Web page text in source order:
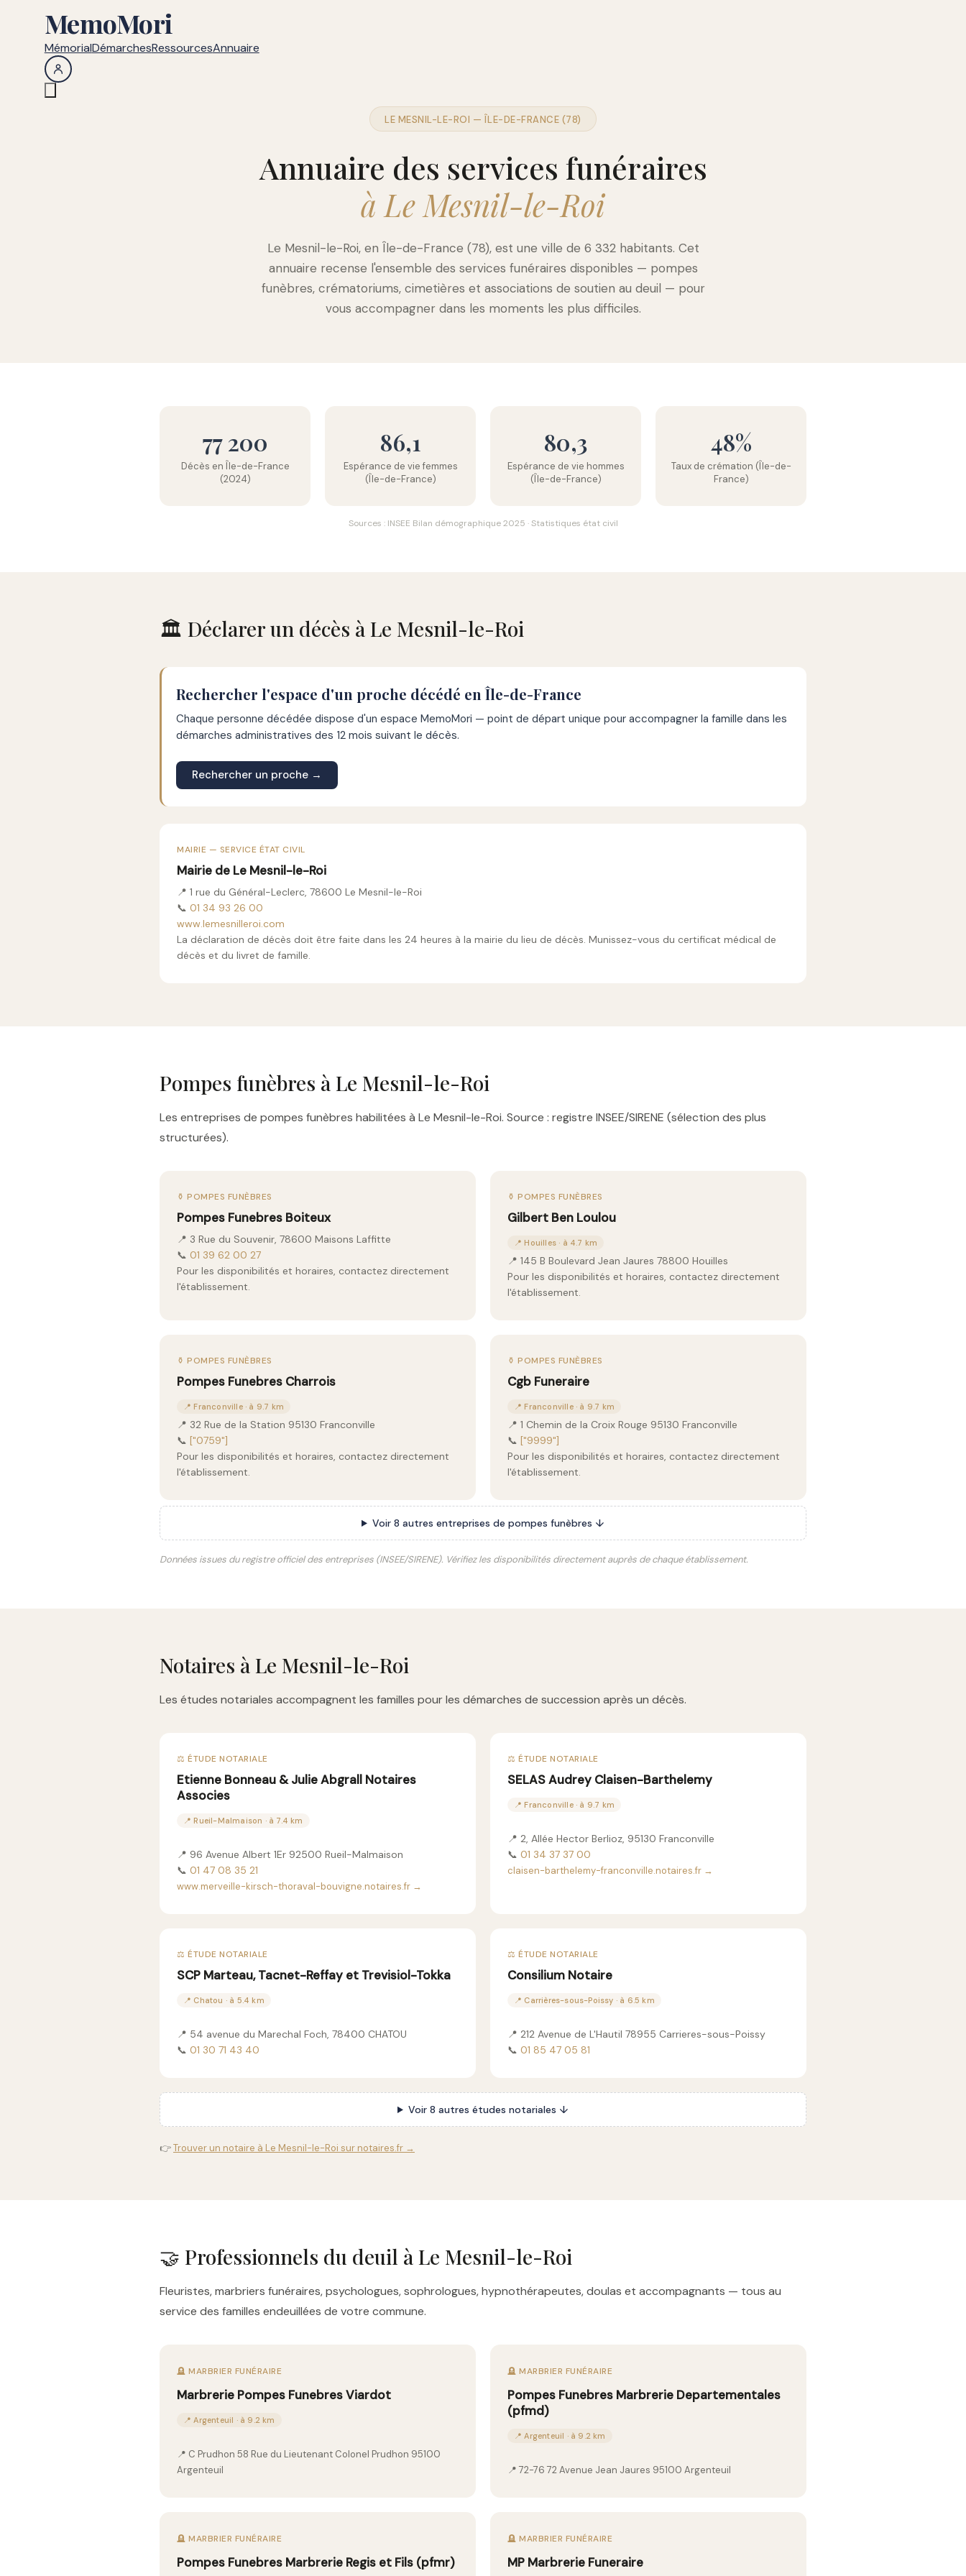
MemoMori
MémorialDémarchesRessourcesAnnuaire
LE MESNIL-LE-ROI — ÎLE-DE-FRANCE (78)
Annuaire des services funéraires
à Le Mesnil-le-Roi
Le Mesnil-le-Roi, en Île-de-France (78), est une ville de 6 332 habitants. Cet
annuaire recense l'ensemble des services funéraires disponibles — pompes
funèbres, crématoriums, cimetières et associations de soutien au deuil — pour
vous accompagner dans les moments les plus difficiles.
77 200
Décès en Île-de-France
(2024)
86,1
Espérance de vie femmes
(Île-de-France)
80,3
Espérance de vie hommes
(Île-de-France)
48%
Taux de crémation (Île-de-
France)
Sources : INSEE Bilan démographique 2025 · Statistiques état civil
🏛️ Déclarer un décès à Le Mesnil-le-Roi
Rechercher l'espace d'un proche décédé en Île-de-France
Chaque personne décédée dispose d'un espace MemoMori — point de départ unique pour accompagner la famille dans les
démarches administratives des 12 mois suivant le décès.
Rechercher un proche →
MAIRIE — SERVICE ÉTAT CIVIL
Mairie de Le Mesnil-le-Roi
📍 1 rue du Général-Leclerc, 78600 Le Mesnil-le-Roi
📞 01 34 93 26 00
www.lemesnilleroi.com
La déclaration de décès doit être faite dans les 24 heures à la mairie du lieu de décès. Munissez-vous du certificat médical de
décès et du livret de famille.
Pompes funèbres à Le Mesnil-le-Roi
Les entreprises de pompes funèbres habilitées à Le Mesnil-le-Roi. Source : registre INSEE/SIRENE (sélection des plus
structurées).
⚱️ POMPES FUNÈBRES
Pompes Funebres Boiteux
📍 3 Rue du Souvenir, 78600 Maisons Laffitte
📞 01 39 62 00 27
Pour les disponibilités et horaires, contactez directement
l'établissement.
⚱️ POMPES FUNÈBRES
Gilbert Ben Loulou
📍 Houilles · à 4.7 km
📍 145 B Boulevard Jean Jaures 78800 Houilles
Pour les disponibilités et horaires, contactez directement
l'établissement.
⚱️ POMPES FUNÈBRES
Pompes Funebres Charrois
📍 Franconville · à 9.7 km
📍 32 Rue de la Station 95130 Franconville
📞 ["0759"]
Pour les disponibilités et horaires, contactez directement
l'établissement.
⚱️ POMPES FUNÈBRES
Cgb Funeraire
📍 Franconville · à 9.7 km
📍 1 Chemin de la Croix Rouge 95130 Franconville
📞 ["9999"]
Pour les disponibilités et horaires, contactez directement
l'établissement.
Voir 8 autres entreprises de pompes funèbres ↓
Données issues du registre officiel des entreprises (INSEE/SIRENE). Vérifiez les disponibilités directement auprès de chaque établissement.
Notaires à Le Mesnil-le-Roi
Les études notariales accompagnent les familles pour les démarches de succession après un décès.
⚖️ ÉTUDE NOTARIALE
Etienne Bonneau & Julie Abgrall Notaires
Associes
📍 Rueil-Malmaison · à 7.4 km
📍 96 Avenue Albert 1Er 92500 Rueil-Malmaison
📞 01 47 08 35 21
www.merveille-kirsch-thoraval-bouvigne.notaires.fr →
⚖️ ÉTUDE NOTARIALE
SELAS Audrey Claisen-Barthelemy
📍 Franconville · à 9.7 km
📍 2, Allée Hector Berlioz, 95130 Franconville
📞 01 34 37 37 00
claisen-barthelemy-franconville.notaires.fr →
⚖️ ÉTUDE NOTARIALE
SCP Marteau, Tacnet-Reffay et Trevisiol-Tokka
📍 Chatou · à 5.4 km
📍 54 avenue du Marechal Foch, 78400 CHATOU
📞 01 30 71 43 40
⚖️ ÉTUDE NOTARIALE
Consilium Notaire
📍 Carrières-sous-Poissy · à 6.5 km
📍 212 Avenue de L'Hautil 78955 Carrieres-sous-Poissy
📞 01 85 47 05 81
Voir 8 autres études notariales ↓
👉Trouver un notaire à Le Mesnil-le-Roi sur notaires.fr →
🤝 Professionnels du deuil à Le Mesnil-le-Roi
Fleuristes, marbriers funéraires, psychologues, sophrologues, hypnothérapeutes, doulas et accompagnants — tous au
service des familles endeuillées de votre commune.
🪦 MARBRIER FUNÉRAIRE
Marbrerie Pompes Funebres Viardot
📍 Argenteuil · à 9.2 km
📍 C Prudhon 58 Rue du Lieutenant Colonel Prudhon 95100
Argenteuil
🪦 MARBRIER FUNÉRAIRE
Pompes Funebres Marbrerie Departementales
(pfmd)
📍 Argenteuil · à 9.2 km
📍 72-76 72 Avenue Jean Jaures 95100 Argenteuil
🪦 MARBRIER FUNÉRAIRE
Pompes Funebres Marbrerie Regis et Fils (pfmr)
🪦 MARBRIER FUNÉRAIRE
MP Marbrerie Funeraire